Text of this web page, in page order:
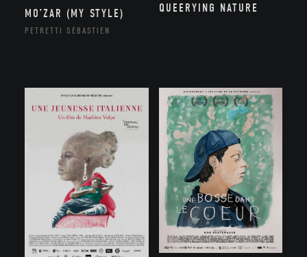
MO’ZAR (MY STYLE)
PETRETTI SÉBASTIEN
QUEERYING NATURE